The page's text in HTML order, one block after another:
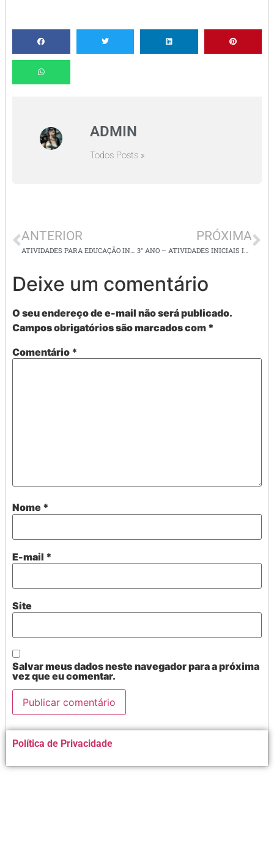
ADMIN
Todos Posts »
ANTERIOR PRÓXIMA
3° ANO – ATIVIDADES INICIAIS INTERDISCIPLINARES – SEMANA 1
Deixe um comentário
O seu endereço de e-mail não será publicado.
Campos obrigatórios são marcados com *
Comentário *
Nome *
E-mail *
Site
Salvar meus dados neste navegador para a próxima
vez que eu comentar.
Alternative:
Política de Privacidade